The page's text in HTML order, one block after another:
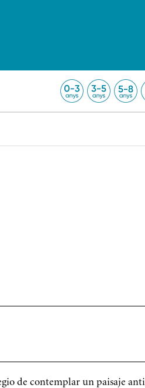
de contemplar un paisaje